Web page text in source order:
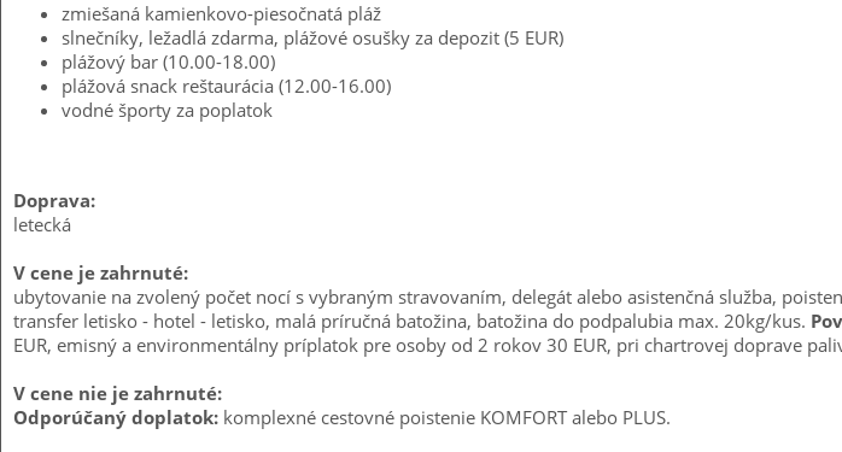
zmiešaná kamienkovo-piesočnatá pláž
slnečníky, ležadlá zdarma, plážové osušky za depozit (5 EUR)
plážový bar (10.00-18.00)
plážová snack reštaurácia (12.00-16.00)
vodné športy za poplatok
Doprava:
letecká
V cene je zahrnuté:
ubytovanie na zvolený počet nocí s vybraným stravovaním, delegát alebo asistenčná služba,
transfer letisko - hotel - letisko, malá príručná batožina, batožina do podpalubia max. 20kg/kus.
EUR, emisný a environmentálny príplatok pre osoby od 2 rokov 30 EUR, pri chartrovej doprave
V cene nie je zahrnuté:
Odporúčaný doplatok: komplexné cestovné poistenie KOMFORT alebo PLUS.